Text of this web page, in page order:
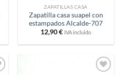
ZAPATILLAS CASA
Zapatilla casa suapel con
estampados Alcalde-707
12,90€ IVA incluido